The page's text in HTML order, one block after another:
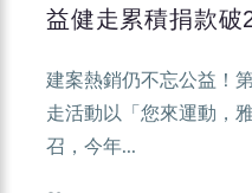
益健走累積捐款破
建案熱銷仍不忘公益！
走活動以「您來運動，
召，今年...